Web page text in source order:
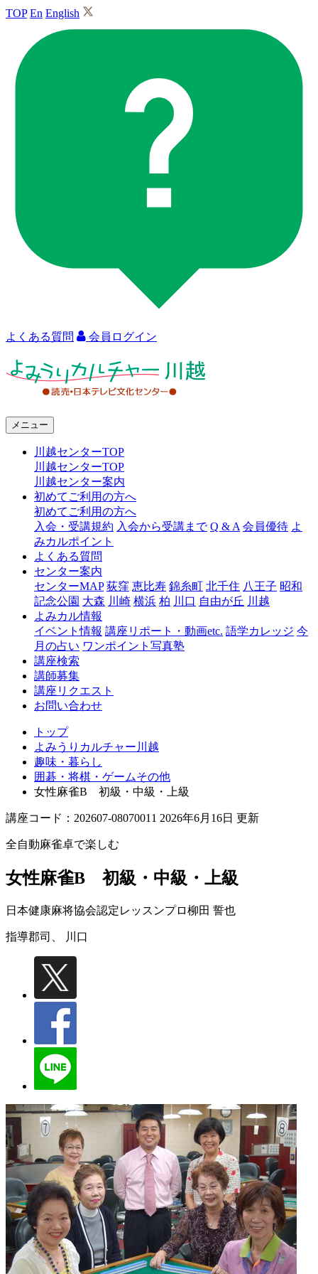
TOP En English
よくある質問 会員ログイン
ャ
越
メニュー
川越センターTOP
川越センターTOP
川越センター案内
初めてご利用の方へ
初めてご利用の方へ
入会・受講規約 入会から受講まで Q & A 会員優待 よ
みカルポイント
よくある質問
センター案内
センターMAP 荻窪 恵比寿 錦糸町 北千住 八王子 昭和
記念公園 大森 川崎 横浜 柏 川口 自由が丘 川越
よみカル情報
イベント情報 講座リポート・動画etc. 語学カレッジ 今
月の占い ワンポイント写真塾
講座検索
講師募集
講座リクエスト
お問い合わせ
トップ
よみうりカルチャー川越
趣味・暮らし
囲碁・将棋・ゲームその他
女性麻雀B 初級・中級・上級
講座コード：202607-08070011 2026年6月16日 更新
全自動麻雀卓で楽しむ
女性麻雀B 初級・中級・上級
日本健康麻将協会認定レッスンプロ柳田 誓也
指導郡司、 川口